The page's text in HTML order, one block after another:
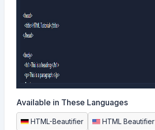
Available in These Languages
HTML-Beautifier HTML Beautifier